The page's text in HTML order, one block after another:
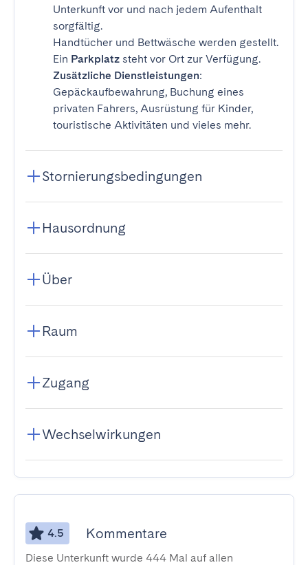
Unterkunft vor und nach jedem Aufenthalt
sorgfältig.
Handtücher und Bettwäsche werden gestellt.
Ein Parkplatz steht vor Ort zur Verfügung.
Zusätzliche Dienstleistungen:
Gepäckaufbewahrung, Buchung eines
privaten Fahrers, Ausrüstung für Kinder,
touristische Aktivitäten und vieles mehr.
Stornierungsbedingungen
Hausordnung
Über
Raum
Zugang
Wechselwirkungen
4.5 Kommentare
Diese Unterkunft wurde 444 Mal auf allen